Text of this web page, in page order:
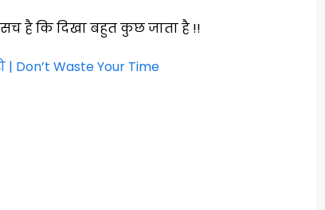
सच है कि दिखा बहुत कुछ जाता है !!
Don’t Waste Your Time